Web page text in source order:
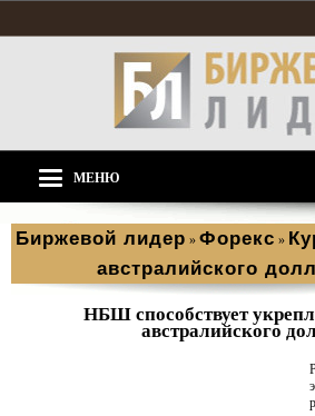
МЕНЮ
Биржевой лидер » Форекс »
австралийского
НБШ способствует
австралийского